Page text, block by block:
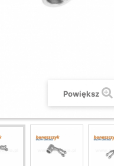
Powiększ